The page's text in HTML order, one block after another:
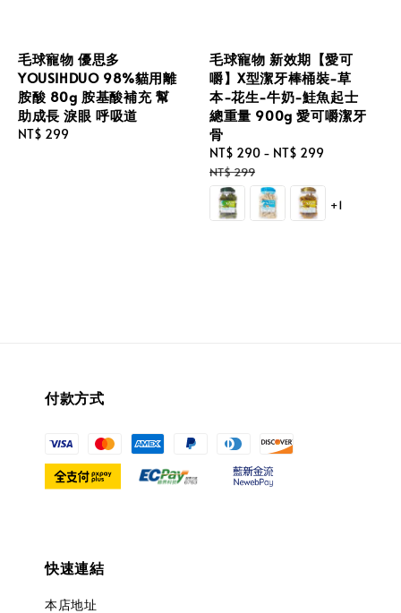
毛球寵物 優思多
YOUSIHDUO 98%貓用離
胺酸 80g 胺基酸補充 幫
助成長 淚眼 呼吸道
Regular
NT$ 299
毛球寵物 新效期【愛可
嚼】X型潔牙棒桶裝-草
本-花生-牛奶-鮭魚起士
總重量 900g 愛可嚼潔牙
骨
Sale
price
NT$ 290 - NT$ 299
NT$ 299
+1
付款方式
快速連結
本店地址